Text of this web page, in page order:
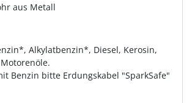
aus Metall
Alkylatbenzin*, Diesel, Kerosin,
Benzin bitte Erdungskabel "SparkSafe"